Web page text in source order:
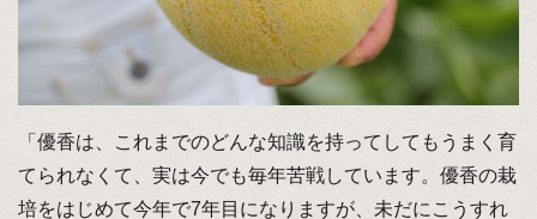
「優香は、これまでのどんな知識を持ってしてもうまく育
てられなくて、実は今でも毎年苦戦しています。優香の栽
培をはじめて今年で7年目になりますが、未だにこうすれ